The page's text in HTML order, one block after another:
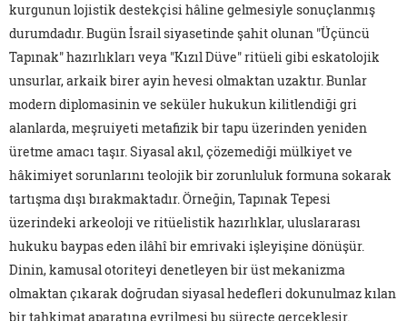
kurgunun lojistik destekçisi hâline gelmesiyle sonuçlanmış
durumdadır. Bugün İsrail siyasetinde şahit olunan "Üçüncü
Tapınak" hazırlıkları veya "Kızıl Düve" ritüeli gibi eskatolojik
unsurlar, arkaik birer ayin hevesi olmaktan uzaktır. Bunlar
modern diplomasinin ve seküler hukukun kilitlendiği gri
alanlarda, meşruiyeti metafizik bir tapu üzerinden yeniden
üretme amacı taşır. Siyasal akıl, çözemediği mülkiyet ve
hâkimiyet sorunlarını teolojik bir zorunluluk formuna sokarak
tartışma dışı bırakmaktadır. Örneğin, Tapınak Tepesi
üzerindeki arkeoloji ve ritüelistik hazırlıklar, uluslararası
hukuku baypas eden ilâhî bir emrivaki işleyişine dönüşür.
Dinin, kamusal otoriteyi denetleyen bir üst mekanizma
olmaktan çıkarak doğrudan siyasal hedefleri dokunulmaz kılan
bir tahkimat aparatına evrilmesi bu süreçte gerçekleşir.